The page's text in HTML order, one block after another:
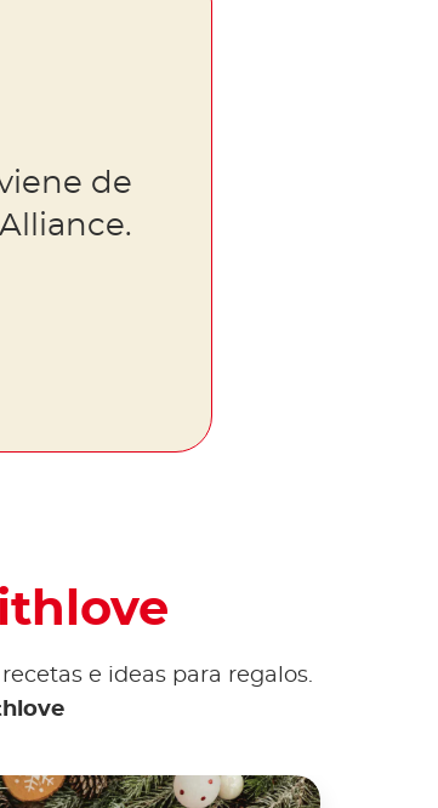
de
e ideas para regalos.